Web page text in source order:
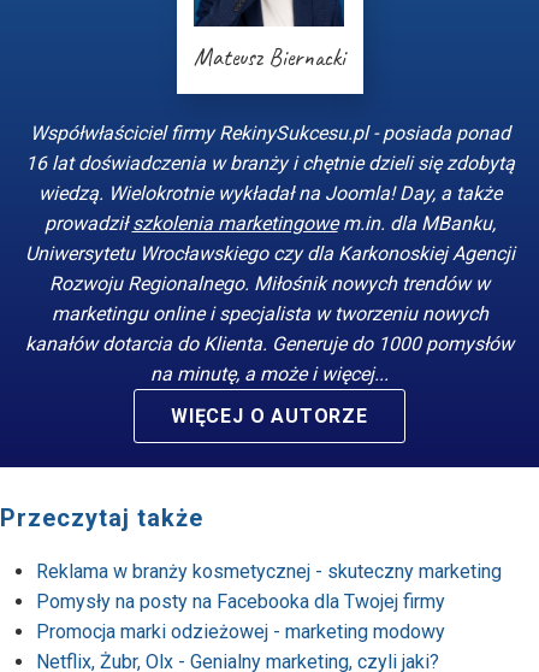
Mateusz Biernacki
Współwłaściciel firmy RekinySukcesu.pl - posiada ponad
16 lat doświadczenia w branży i chętnie dzieli się zdobytą
wiedzą. Wielokrotnie wykładał na Joomla! Day, a także
prowadziłszkolenia marketingowem.in. dla MBanku,
Uniwersytetu Wrocławskiego czy dla Karkonoskiej Agencji
Rozwoju Regionalnego. Miłośnik nowych trendów w
marketingu online i specjalista w tworzeniu nowych
kanałów dotarcia do Klienta. Generuje do 1000 pomysłów
na minutę, a może i więcej...
WIĘCEJ O AUTORZE
Przeczytaj także
Reklama w branży kosmetycznej - skuteczny marketing
Pomysły na posty na Facebooka dla Twojej firmy
Promocja marki odzieżowej - marketing modowy
Netflix, Żubr, Olx - Genialny marketing, czyli jaki?